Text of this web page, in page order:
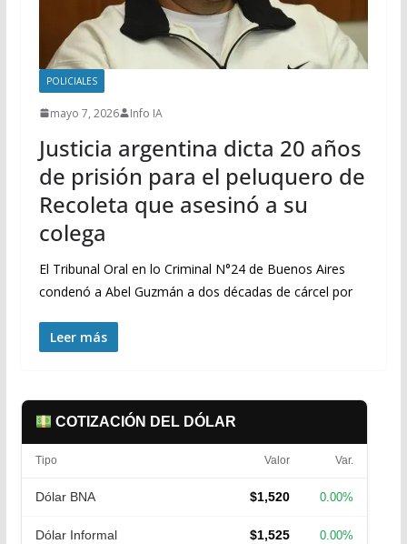
POLICIALES
mayo 7, 2026 Info IA
Justicia argentina dicta 20 años
de prisión para el peluquero de
Recoleta que asesinó a su
colega
El Tribunal Oral en lo Criminal N°24 de Buenos Aires
condenó a Abel Guzmán a dos décadas de cárcel por
Leer más
COTIZACIÓN DEL DÓLAR
Tipo Valor Var.
Dólar BNA $1,520 0.00%
Dólar Informal $1,525 0.00%